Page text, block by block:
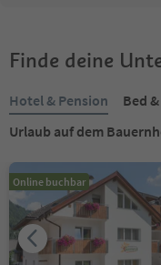
Finde deine
Hotel & Pension
Bed
Urlaub auf dem
Online buchbar